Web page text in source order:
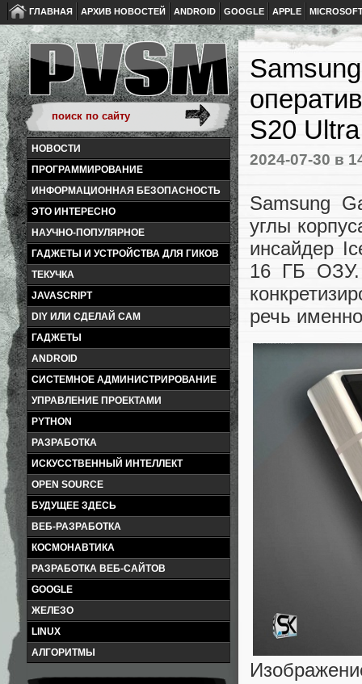
ГЛАВНАЯ АРХИВ НОВОСТЕЙ ANDROID GOOGLE APPLE
НОВОСТИ
ПРОГРАММИРОВАНИЕ
ИНФОРМАЦИОННАЯ БЕЗОПАСНОСТЬ
ЭТО ИНТЕРЕСНО
НАУЧНО-ПОПУЛЯРНОЕ
ГАДЖЕТЫ И УСТРОЙСТВА ДЛЯ ГИКОВ
ТЕКУЧКА
JAVASCRIPT
DIY ИЛИ СДЕЛАЙ САМ
ГАДЖЕТЫ
ANDROID
СИСТЕМНОЕ АДМИНИСТРИРОВАНИЕ
УПРАВЛЕНИЕ ПРОЕКТАМИ
PYTHON
РАЗРАБОТКА
ИСКУССТВЕННЫЙ ИНТЕЛЛЕКТ
OPEN SOURCE
БУДУЩЕЕ ЗДЕСЬ
ВЕБ-РАЗРАБОТКА
КОСМОНАВТИКА
РАЗРАБОТКА ВЕБ-САЙТОВ
GOOGLE
ЖЕЛЕЗО
LINUX
АЛГОРИТМЫ
S20
2024-07-30 в
Samsung
углы
инсайдер
16 ГБ ОЗУ.
речь